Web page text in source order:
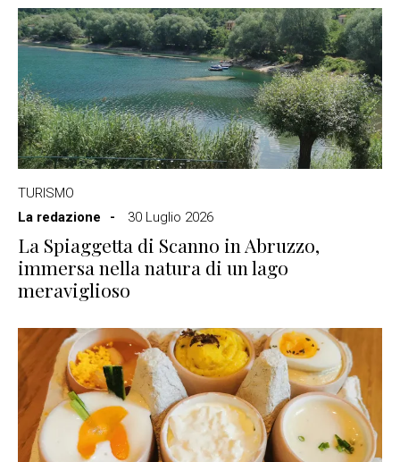
TURISMO
La redazione
30 Luglio 2026
La Spiaggetta di Scanno in Abruzzo,
immersa nella natura di un lago
meraviglioso